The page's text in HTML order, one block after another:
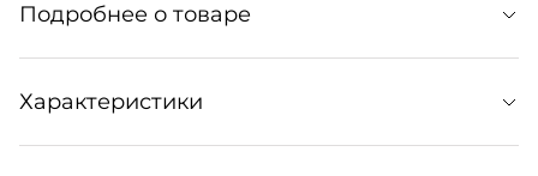
Подробнее о товаре
Прямые джинсы свободного кроя. Идеальны для
расслабленных образов и базовых сочетаний с
футболками, топами, джемперами, жакетами и любыми
Характеристики